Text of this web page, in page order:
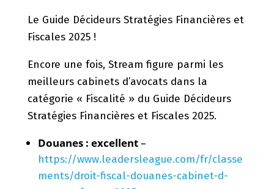
Le Guide Décideurs Stratégies Financières et
Fiscales 2025 !
Encore une fois, Stream figure parmi les
meilleurs cabinets d’avocats dans la
catégorie « Fiscalité » du Guide Décideurs
Stratégies Financières et Fiscales 2025.
Douanes : excellent–
https://www.leadersleague.com/fr/classe
ments/droit-fiscal-douanes-cabinet-d-